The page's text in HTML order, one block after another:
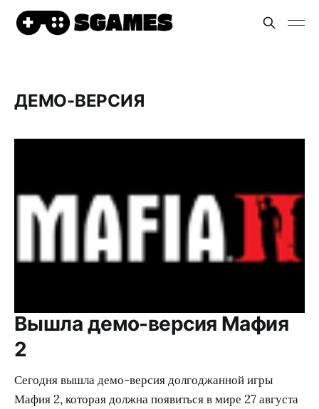
ДЕМО-ВЕРСИЯ
Вышла демо-версия Мафия
2
Сегодня вышла демо-версия долгоджанной игры
Мафия 2, которая должна появиться в мире 27 августа